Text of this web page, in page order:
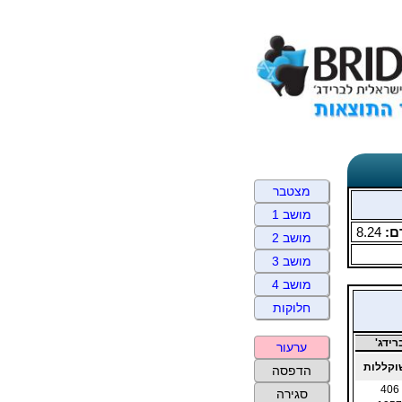
8.24
406
מצטבר
מושב 1
מושב 2
מושב 3
מושב 4
חלוקות
ערעור
הדפסה
סגירה